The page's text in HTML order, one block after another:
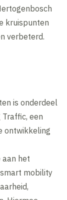
kruispunten
verbeterd.
is onderdeel
een
ontwikkeling
het
mobility